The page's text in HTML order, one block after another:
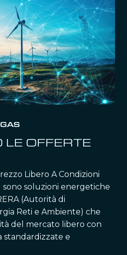
LE OFFERTE
Libero A Condizioni
soluzioni energetiche
(Autorità di
Reti e Ambiente) che
del mercato libero con
standardizzate e